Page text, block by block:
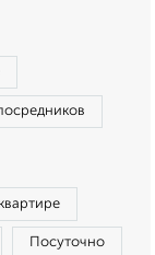
Посуточно